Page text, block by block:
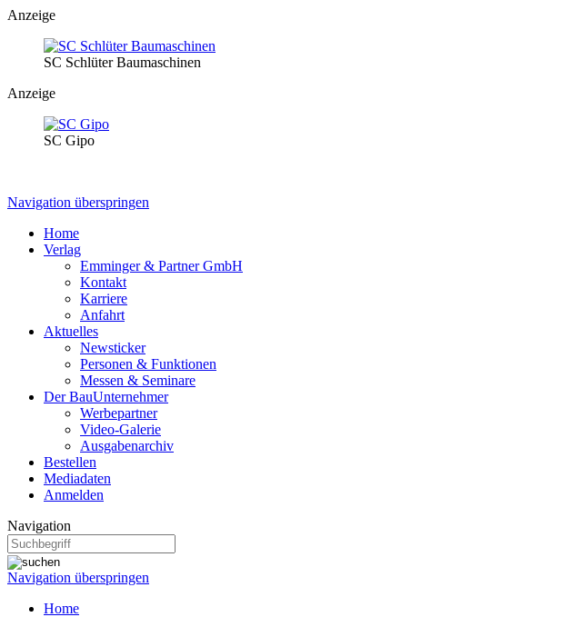
Anzeige
SC Schlüter Baumaschinen
Anzeige
SC Gipo
Navigation überspringen
Home
Verlag
Emminger & Partner GmbH
Kontakt
Karriere
Anfahrt
Aktuelles
Newsticker
Personen & Funktionen
Messen & Seminare
Der BauUnternehmer
Werbepartner
Video-Galerie
Ausgabenarchiv
Bestellen
Mediadaten
Anmelden
Navigation
Navigation überspringen
Home